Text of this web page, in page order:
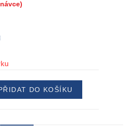
DO KOŠÍKU